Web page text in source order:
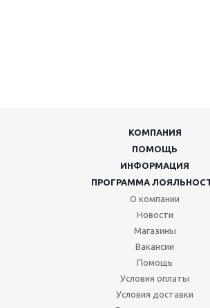
КОМПАНИЯ
ПОМОЩЬ
ИНФОРМАЦИЯ
ПРОГРАММА
О компании
Новости
Магазины
Вакансии
Помощь
Условия оплаты
Условия доставки